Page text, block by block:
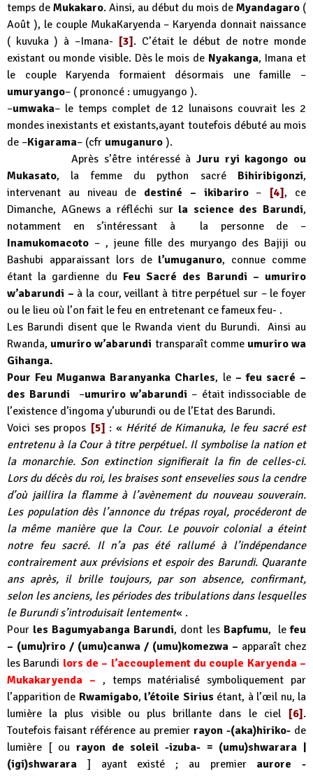
temps de Mukakaro. Ainsi, au début du mois de Myandagaro (
Août ), le couple MukaKaryenda – Karyenda donnait naissance
( kuvuka ) à –Imana- [3]. C’était le début de notre monde
existant ou monde visible. Dès le mois de Nyakanga, Imana et
le couple Karyenda formaient désormais une famille –
umuryango– ( prononcé : umugyango ).
–umwaka– le temps complet de 12 lunaisons couvrait les 2
mondes inexistants et existants,ayant toutefois débuté au mois
de –Kigarama– (cfr umuganuro ).
Après s’être intéressé à Juru ryi kagongo ou
Mukasato, la femme du python sacré Bihiribigonzi,
intervenant au niveau de destiné – ikibariro– [4], ce
Dimanche, AGnews a réfléchi sur la science des Barundi,
notamment en s’intéressant à la personne de –
Inamukomacoto – , jeune fille des muryango des Bajiji ou
Bashubi apparaissant lors de l’umuganuro, connue comme
étant la gardienne du Feu Sacré des Barundi – umuriro
w’abarundi – à la cour, veillant à titre perpétuel sur – le foyer
ou le lieu où l’on fait le feu en entretenant ce fameux feu- .
Les Barundi disent que le Rwanda vient du Burundi. Ainsi au
Rwanda,umuriro w’abarundi transparaît comme umuriro wa
Gihanga.
Pour Feu Muganwa Baranyanka Charles, le – feu sacré –
des Barundi –umuriro w’abarundi – était indissociable de
l’existence d’ingoma y’uburundi ou de l’Etat des Barundi.
Voici ses propos [5] : « Hérité de Kimanuka, le feu sacré est
entretenu à la Cour à titre perpétuel. Il symbolise la nation et
la monarchie. Son extinction signifierait la fin de celles-ci.
Lors du décès du roi, les braises sont ensevelies sous la cendre
d’où jaillira la flamme à l’avènement du nouveau souverain.
Les population dès l’annonce du trépas royal, procéderont de
la même manière que la Cour. Le pouvoir colonial a éteint
notre feu sacré. Il n’a pas été rallumé à l’indépendance
contrairement aux prévisions et espoir des Barundi. Quarante
ans après, il brille toujours, par son absence, confirmant,
selon les anciens, les périodes des tribulations dans lesquelles
le Burundi s’introduisait lentement« .
Pour les Bagumyabanga Barundi, dont les Bapfumu, lefeu
– (umu)riro / (umu)canwa / (umu)komezwa – apparaît chez
les Barundi lors de – l’accouplement du couple Karyenda –
Mukakaryenda – , temps matérialisé symboliquement par
l’apparition de Rwamigabo, l’étoile Sirius étant, à l’œil nu, la
lumière la plus visible ou plus brillante dans le ciel[6].
Toutefois faisant référence au premier rayon -(aka)hiriko- de
lumière [ ou rayon de soleil -izuba- = (umu)shwarara |
(igi)shwarara ] ayant existé ; au premier aurore -